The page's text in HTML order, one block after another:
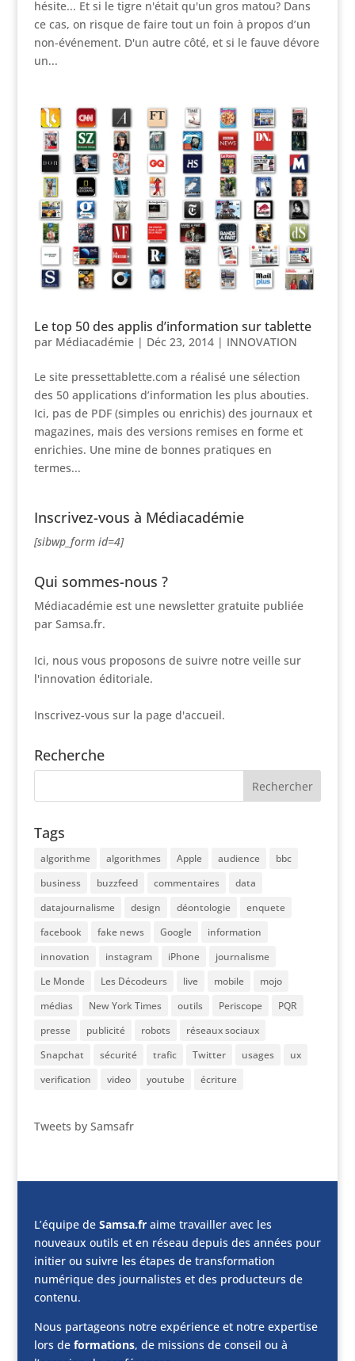
hésite... Et si le tigre n'était qu'un gros matou? Dans
ce cas, on risque de faire tout un foin à propos d’un
non-événement. D'un autre côté, et si le fauve dévore
un...
Le top 50 des applis d’information sur tablette
par Médiacadémie| Déc 23, 2014| INNOVATION
Le site pressettablette.com a réalisé une sélection
des 50 applications d’information les plus abouties.
Ici, pas de PDF (simples ou enrichis) des journaux et
magazines, mais des versions remises en forme et
enrichies. Une mine de bonnes pratiques en
termes...
Inscrivez-vous à Médiacadémie
[sibwp_form id=4]
Qui sommes-nous ?
Médiacadémie est une newsletter gratuite publiée
par Samsa.fr.
Ici, nous vous proposons de suivre notre veille sur
l'innovation éditoriale.
Inscrivez-vous sur la page d'accueil.
Recherche
Tags
algorithme algorithmes Apple audience
bbc
business
buzzfeed commentaires
data
datajournalisme
design déontologie
enquete
facebook
fake news Google
information
innovation
instagram iPhone
journalisme
Le Monde
Les Décodeurs live mobile
mojo
médias
New York Times outils Periscope
PQR
presse
publicité robots
réseaux sociaux
Snapchat
sécurité trafic Twitter usages
ux
verification
video youtube écriture
Tweets by Samsafr
L’équipe de Samsa.fraime travailler avec les
nouveaux outils et en réseau depuis des années pour
initier ou suivre les étapes de transformation
numérique des journalistes et des producteurs de
contenu.
Nous partageons notre expérience et notre expertise
lors de formations, de missions de conseil ou à